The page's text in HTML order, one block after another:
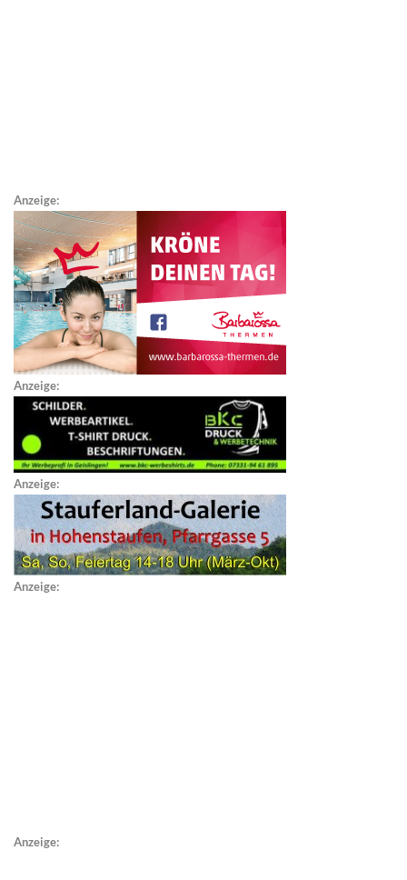
Anzeige:
Anzeige:
Anzeige:
Anzeige:
Anzeige: